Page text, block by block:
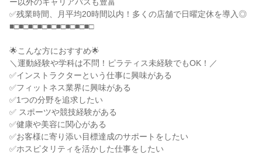
✅残業時間、月平均20時間以内！多くの店舗で日曜定休を導入◎
■□■□■□■□■□■□■□■□■□
🌟こんな方におすすめ🌟
＼運動経験や学科は不問！ピラティス未経験でもOK！／
✅インストラクターという仕事に興味がある
✅フィットネス業界に興味がある
✅1つの分野を追求したい
✅ スポーツや競技経験がある
✅健康や美容に関心がある
✅お客様に寄り添い目標達成のサポートをしたい
✅ホスピタリティを活かした仕事をしたい